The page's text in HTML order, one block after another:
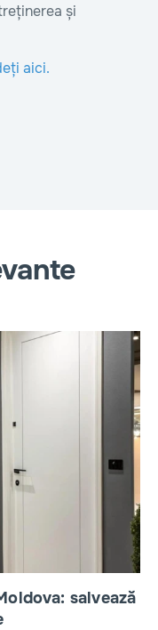
și
aici.
salvează